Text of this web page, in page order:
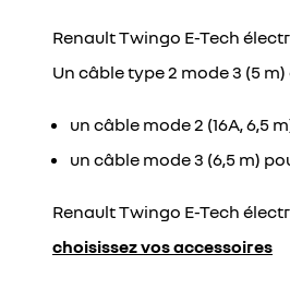
Renault Twingo E-Tech
Un câble type 2 mode 3 (5
un câble mode 2 (16A, 6,5
un câble mode 3 (6,5 m)
Renault Twingo E-Tech
choisissez vos accessoires